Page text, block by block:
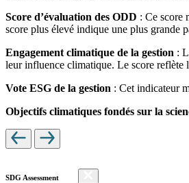
Score d’évaluation des ODD : Ce score
score plus élevé indique une plus grande
Engagement climatique de la gestion :
leur influence climatique. Le score reflète
Vote ESG de la gestion : Cet indicateur
Objectifs climatiques fondés sur la
SDG Assessment